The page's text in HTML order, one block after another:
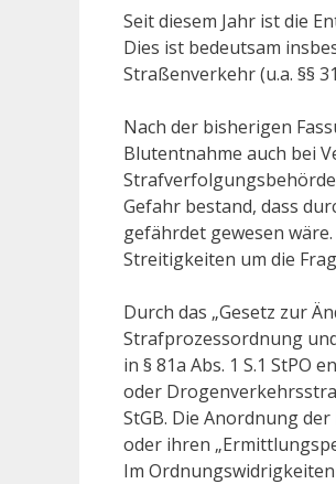
Seit diesem Jahr ist die
Dies ist bedeutsam
Straßenverkehr (u.a. §§
Nach der bisherigen
Blutentnahme auch bei
Gefahr bestand, dass
gefährdet gewesen
Streitigkeiten um die
Durch das „Gesetz zur
Strafprozessordnung
in § 81a Abs. 1 S.1
oder
StGB. Die Anordnung
oder ihren
Im